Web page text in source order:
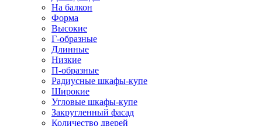
На балкон
Форма
Высокие
Г-образные
Длинные
Низкие
П-образные
Радиусные шкафы-купе
Широкие
Угловые шкафы-купе
Закругленный фасад
Количество дверей